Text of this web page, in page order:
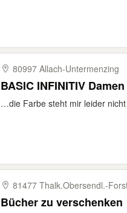
80997 Allach-​Untermenzing
BASIC INFINITIV
…die Farbe steht mir leider
81477 Thalk.Obersendl.-​
Bücher zu verschenken